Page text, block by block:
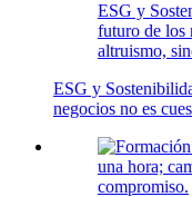
ESG y
futuro de los
altruismo,
ESG y
negocios no es
una hora;
compromiso.